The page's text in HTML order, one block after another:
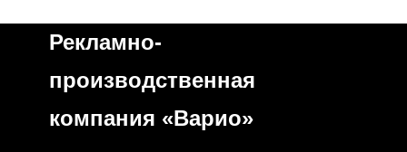
Рекламно-
производственная
компания «Варио»